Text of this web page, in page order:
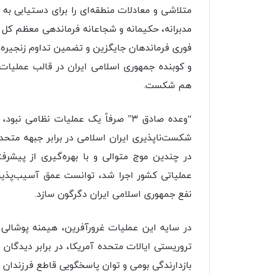
متلاشی و معادلات منطقه‌ای را برای دستیابی
مدبرانه، حکیمانه و شجاعانه فرماندهی
فوری فرماندهان جایگزین و تضمین تداوم
هم شکست.
“وعده صادق ۳” صرفاً یک عملیات
شکست‌ناپذیری ایران اسلامی در برابر جبهه
در چندین موج متوالی و با بهره‌گیری از
عملیاتی کشور اجرا شد، توانست عمق
نفع جمهوری اسلامی ایران دگرگون سازد.
در سایه این عملیات غرورآفرین، هیمنه
تروریستی ایالات متحده آمریکا، در برابر
بازدارندگی بومی و توان پاسخگویی قاطع